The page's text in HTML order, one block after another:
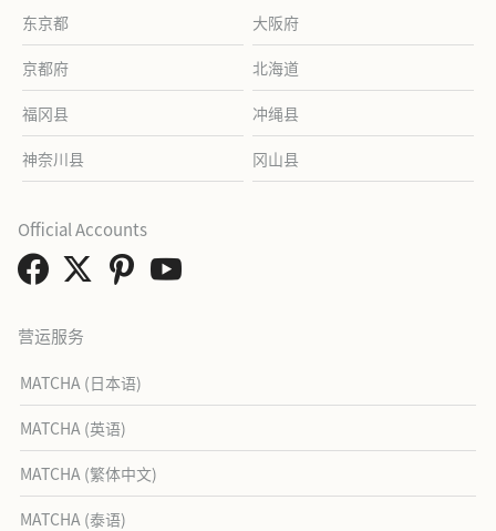
东京都 大阪府
京都府 北海道
福冈县 冲绳县
神奈川县 冈山县
营运服务
MATCHA (日本语)
MATCHA (英语)
MATCHA (繁体中文)
MATCHA (泰语)
Official Accounts